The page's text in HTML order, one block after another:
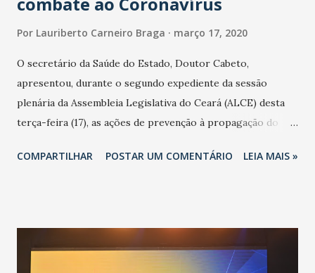
Por Lauriberto Carneiro Braga março 17, 2020
O secretário da Saúde do Estado, Doutor Cabeto,
apresentou, durante o segundo expediente da sessão
plenária da Assembleia Legislativa do Ceará (ALCE) desta
terça-feira (17), as ações de prevenção à propagação do
adotadas pelo Governo do Estado na contenção da
população suspeita e de cuidados com os ambientes
públicos e domiciliares. “Nós não estamos vivendo uma
COMPARTILHAR POSTAR UM COMENTÁRIO LEIA MAIS »